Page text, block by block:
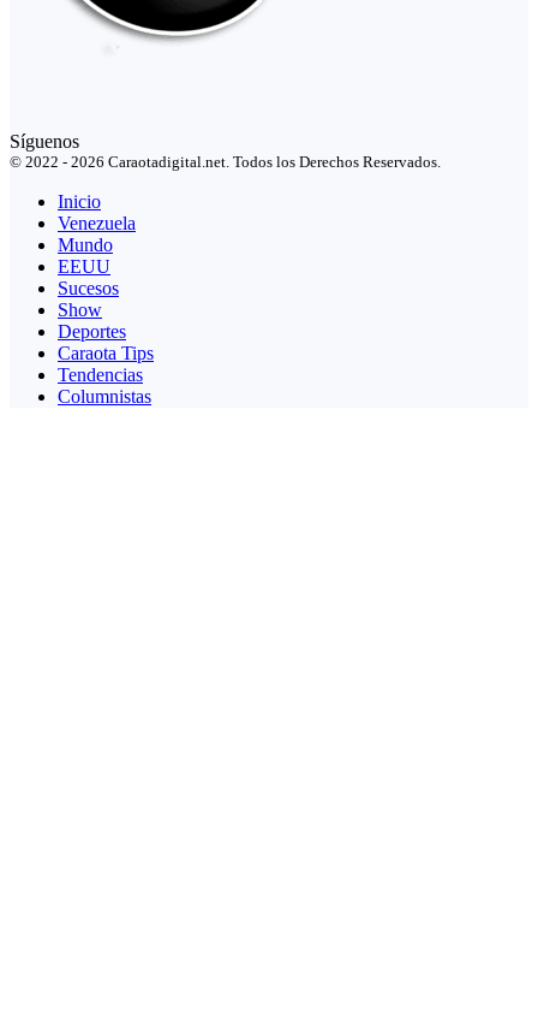
Síguenos
© 2022 - 2026 Caraotadigital.net. Todos los Derechos Reservados.
Inicio
Venezuela
Mundo
EEUU
Sucesos
Show
Deportes
Caraota Tips
Tendencias
Columnistas